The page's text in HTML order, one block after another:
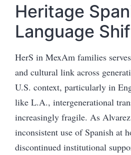
Heritage
Language
HerS in MexAm families
and cultural link across
U.S. context, particularly in
like L.A., intergenerational
increasingly fragile. As
inconsistent use of Spanish at
discontinued institutional